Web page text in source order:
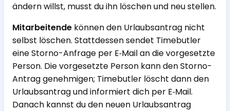
ändern willst, musst du ihn löschen und neu stellen.
Mitarbeitende können den Urlaubsantrag nicht
selbst löschen. Stattdessen sendet Timebutler
eine Storno-Anfrage per E‑Mail an die vorgesetzte
Person. Die vorgesetzte Person kann den Storno-
Antrag genehmigen; Timebutler löscht dann den
Urlaubsantrag und informiert dich per E‑Mail.
Danach kannst du den neuen Urlaubsantrag